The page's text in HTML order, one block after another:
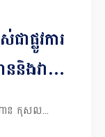
ាផ្លូវការ
ននិងវាយ
ភិវឌ្ឍ
ាន កុសល...